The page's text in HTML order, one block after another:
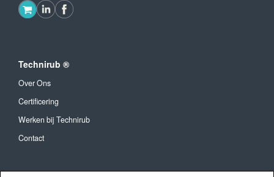
Technirub ®
Over Ons
Certificering
Werken bij Technirub
Contact